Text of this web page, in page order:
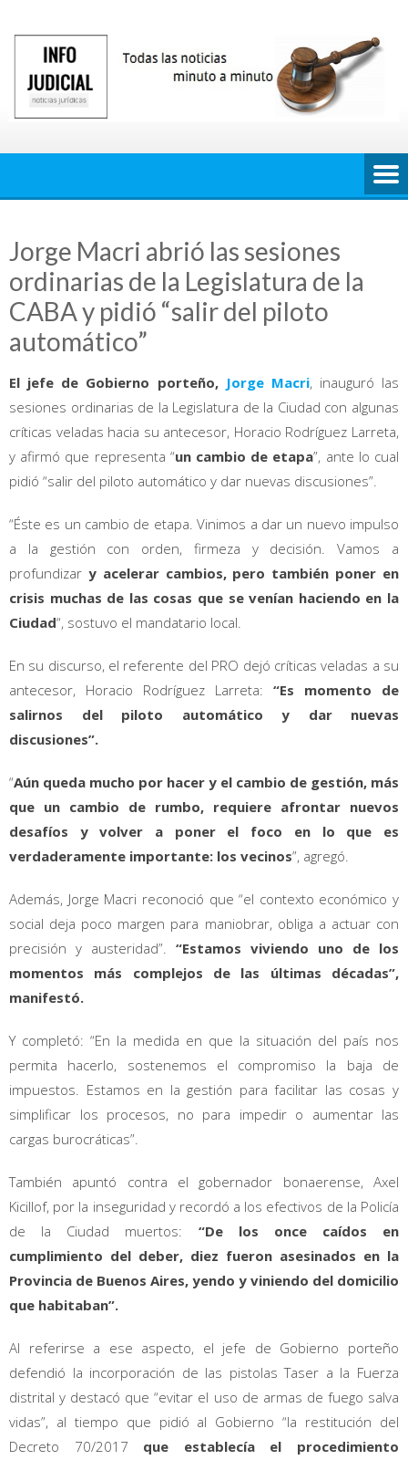
contenido
Jorge Macri abrió las sesiones
ordinarias de la Legislatura de la
CABA y pidió “salir del piloto
automático”
El jefe de Gobierno porteño, Jorge Macri, inauguró las
sesiones ordinarias de la Legislatura de la Ciudad con algunas
críticas veladas hacia su antecesor, Horacio Rodríguez Larreta,
y afirmó que representa “un cambio de etapa”, ante lo cual
pidió “salir del piloto automático y dar nuevas discusiones”.
“Éste es un cambio de etapa. Vinimos a dar un nuevo impulso
a la gestión con orden, firmeza y decisión. Vamos a
profundizar y acelerar cambios, pero también poner en
crisis muchas de las cosas que se venían haciendo en la
Ciudad“, sostuvo el mandatario local.
En su discurso, el referente del PRO dejó críticas veladas a su
antecesor, Horacio Rodríguez Larreta: “Es momento de
salirnos del piloto automático y dar nuevas
discusiones”.
“Aún queda mucho por hacer y el cambio de gestión, más
que un cambio de rumbo, requiere afrontar nuevos
desafíos y volver a poner el foco en lo que es
verdaderamente importante: los vecinos”, agregó.
Además, Jorge Macri reconoció que “el contexto económico y
social deja poco margen para maniobrar, obliga a actuar con
precisión y austeridad”. “Estamos viviendo uno de los
momentos más complejos de las últimas décadas”,
manifestó.
Y completó: “En la medida en que la situación del país nos
permita hacerlo, sostenemos el compromiso la baja de
impuestos. Estamos en la gestión para facilitar las cosas y
simplificar los procesos, no para impedir o aumentar las
cargas burocráticas”.
También apuntó contra el gobernador bonaerense, Axel
Kicillof, por la inseguridad y recordó a los efectivos de la Policía
de la Ciudad muertos: “De los once caídos en
cumplimiento del deber, diez fueron asesinados en la
Provincia de Buenos Aires, yendo y viniendo del domicilio
que habitaban”.
Al referirse a ese aspecto, el jefe de Gobierno porteño
defendió la incorporación de las pistolas Taser a la Fuerza
distrital y destacó que “evitar el uso de armas de fuego salva
vidas”, al tiempo que pidió al Gobierno “la restitución del
Decreto 70/2017 que establecía el procedimiento